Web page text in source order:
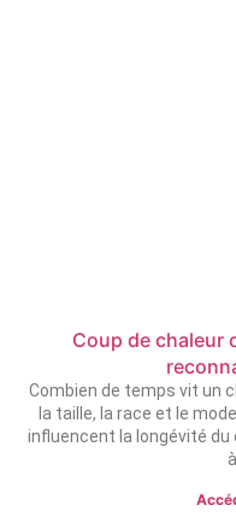
Coup de chaleur
Combien de temps vit un
la taille, la race et le
influencent la longévité